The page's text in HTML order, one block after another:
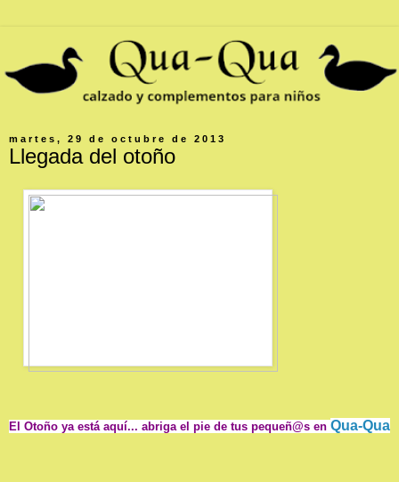
martes, 29 de octubre de 2013
Llegada del otoño
El Otoño ya está aquí... abriga el pie de tus pequeñ@s en Qua-Qua